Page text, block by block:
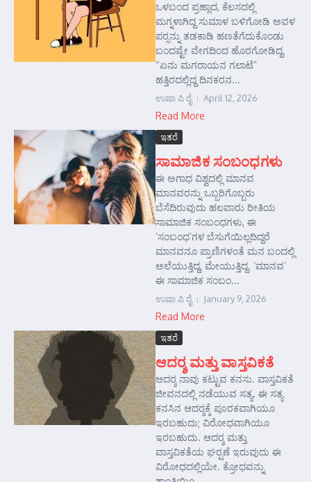
ಒಳಬಂದ ಪ್ರಹ್ಲಾದ, ಕೆಲಸದಲ್ಲಿ
ಮಗ್ನಳಾಗಿದ್ದ ಸುಮಾಳ ಬಳಿಗೋಡಿ ಅವಳ
ಪರ್‍ಸನ್ನು ತಡಕಾಡಿ ಹಣತೆಗೆದುಕೊಂಡು
ಬಂದಷ್ಟೇ ವೇಗದಿಂದ ಹೊರಗೋಡಿದ್ದ.
“ಏನು ಮಗರಾಯನ ಗಲಾಟೆ”
ಹತ್ತಿರದಲ್ಲಿದ್ದ ದಿನಕರನ...
ಉಷಾ ಪಿ ರೈ April 12, 2026
Read More
ಇತರೆ
ಸಾಮಾಜಿಕ ಸಂಬಂಧಗಳು
ಈ ಅಗಾಧ ವಿಶ್ವದಲ್ಲಿ ಮಾನವ
ಮಾನವರನ್ನು ಒಬ್ಬರಿಗೊಬ್ಬರು
ಬೆಸೆದಿರುವುದು ಹಲವಾರು ರೀತಿಯ
ಸಾಮಾಜಿಕ ಸಂಬಂಧಗಳು, ಈ
‘ಸಂಬಂಧ’ಗಳ ಬೆಸುಗೆಯಿಲ್ಲದಿದ್ದರೆ
ಮಾನವನೂ ಪ್ರಾಣಿಗಳಂತೆ ಮನ ಬಂದಲ್ಲಿ
ಅಲೆಯುತ್ತಿದ್ದ, ಮೇಯುತ್ತಿದ್ದ. ‘ಮಾನವ’
ಈ ಸಾಮಾಜಿಕ ಸಂಬಂ...
ಉಷಾ ಪಿ ರೈ January 9, 2026
Read More
ಇತರೆ
ಆದರ್‍ಶ ಮತ್ತು ವಾಸ್ತವಿಕತೆ
ಆದರ್‍ಶ ನಾವು ಕಟ್ಟುವ ಕನಸು. ವಾಸ್ತವಿಕತೆ
ಜೀವನದಲ್ಲಿ ನಡೆಯುವ ಸತ್ಯ. ಈ ಸತ್ಯ
ಕನಸಿನ ಆದರ್‍ಶಕ್ಕೆ ಪೂರಕವಾಗಿಯೂ
ಇರಬಹುದು; ವಿರೋಧವಾಗಿಯೂ
ಇರಬಹುದು. ಆದರ್‍ಶ ಮತ್ತು
ವಾಸ್ತವಿಕತೆಯ ಘರ್‍ಷಣೆ ಇರುವುದು ಈ
ವಿರೋಧದಲ್ಲಿಯೇ. ಕ್ರೋಧವನ್ನು